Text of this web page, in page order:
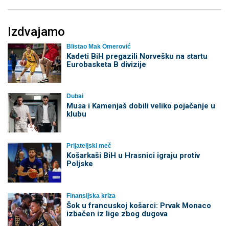
Izdvajamo
Blistao Mak Omerović
Kadeti BiH pregazili Norvešku na startu
Eurobasketa B divizije
Dubai
Musa i Kamenjaš dobili veliko pojačanje u
klubu
Prijateljski meč
Košarkaši BiH u Hrasnici igraju protiv
Poljske
Finansijska kriza
Šok u francuskoj košarci: Prvak Monaco
izbačen iz lige zbog dugova